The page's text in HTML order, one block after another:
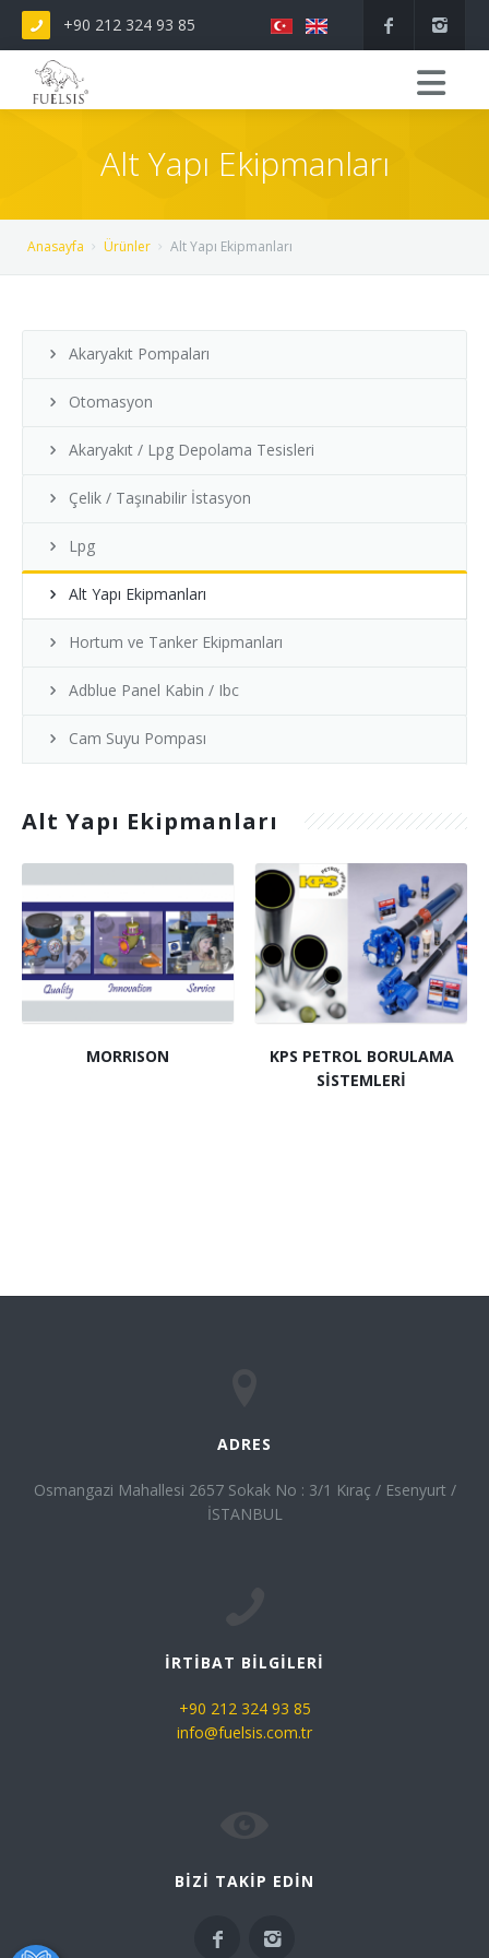
+90 212 324 93 85
Alt Yapı Ekipmanları
Anasayfa Ürünler Alt Yapı Ekipmanları
Akaryakıt Pompaları
Otomasyon
Akaryakıt / Lpg Depolama Tesisleri
Çelik / Taşınabilir İstasyon
Lpg
Alt Yapı Ekipmanları
Hortum ve Tanker Ekipmanları
Adblue Panel Kabin / Ibc
Cam Suyu Pompası
Alt Yapı Ekipmanları
MORRISON
KPS PETROL BORULAMA
SİSTEMLERİ
ADRES
Osmangazi Mahallesi 2657 Sokak No : 3/1 Kıraç / Esenyurt /
İSTANBUL
İRTİBAT BİLGİLERİ
+90 212 324 93 85
info@fuelsis.com.tr
BİZİ TAKİP EDİN